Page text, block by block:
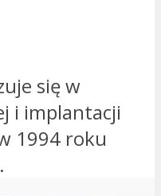
się w
i implantacji
1994 roku